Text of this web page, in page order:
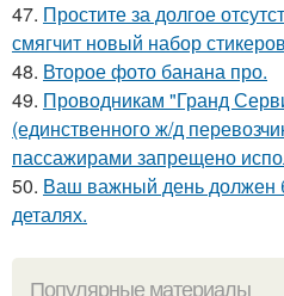
47. Простите за долгое
смягчит новый набор
48. Второе фото банана про.
49. Проводникам "Гранд
(единственного ж/д
пассажирами запрещено
50. Ваш важный день должен
деталях.
Популярные материалы